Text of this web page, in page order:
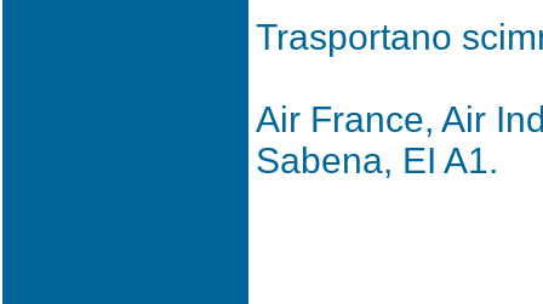
Trasportano
Air France, Air
Sabena, EI A1.